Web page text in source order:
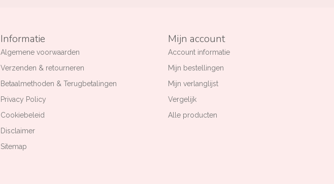
Informatie
Algemene voorwaarden
Verzenden & retourneren
Betaalmethoden & Terugbetalingen
Privacy Policy
Cookiebeleid
Disclaimer
Sitemap
Mijn account
Account informatie
Mijn bestellingen
Mijn verlanglijst
Vergelijk
Alle producten